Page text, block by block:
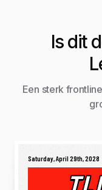
Saturday, April 29th, 2028
Is dit
Een sterk